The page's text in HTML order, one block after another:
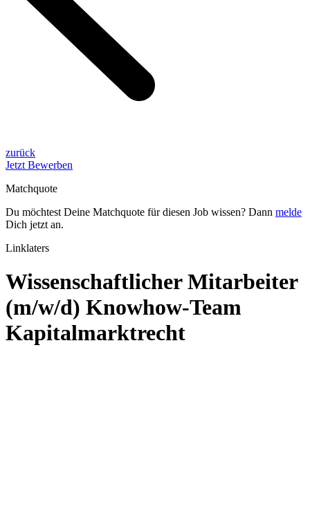
zurück
Jetzt Bewerben
Matchquote
Du möchtest Deine Matchquote für diesen Job wissen? Dann melde
Dich jetzt an.
Linklaters
Wissenschaftlicher Mitarbeiter
(m/w/d) Knowhow-Team
Kapitalmarktrecht